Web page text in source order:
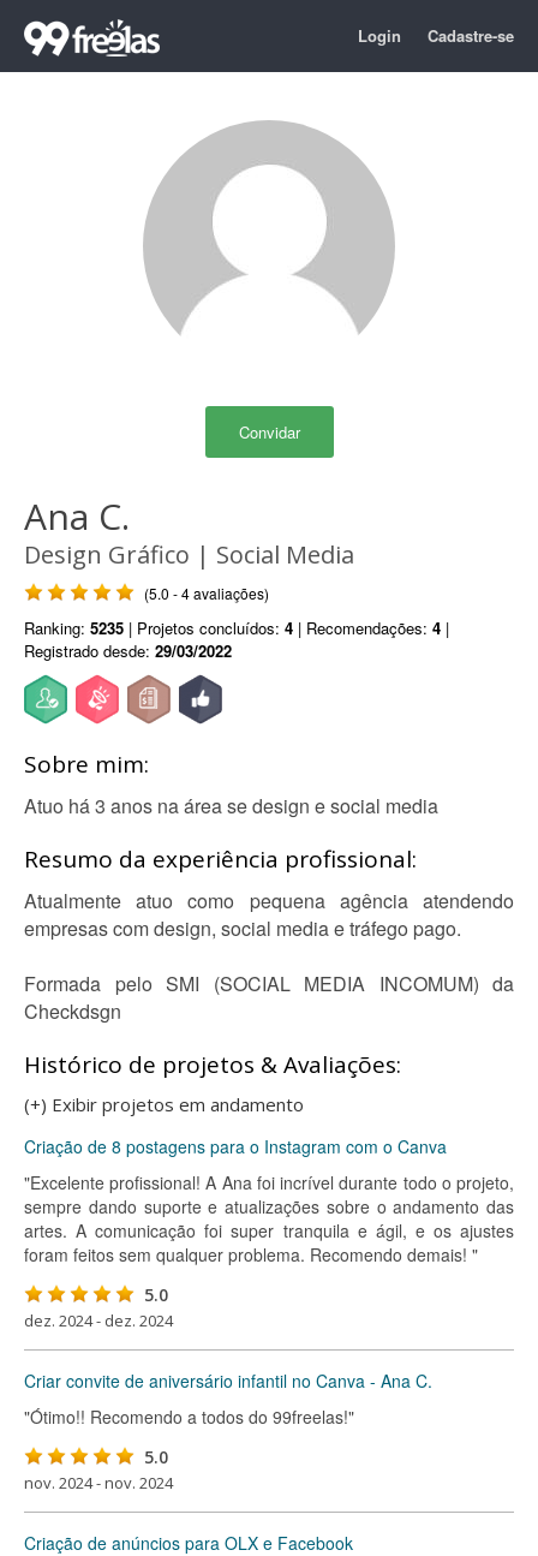
Login Cadastre-se
Convidar
Ana C.
Design Gráfico | Social Media
(5.0 - 4 avaliações)
Ranking: 5235 | Projetos concluídos: 4 | Recomendações: 4 |
Registrado desde: 29/03/2022
Sobre mim:
Atuo há 3 anos na área se design e social media
Resumo da experiência profissional:
Atualmente atuo como pequena agência atendendo
empresas com design, social media e tráfego pago.
Formada pelo SMI (SOCIAL MEDIA INCOMUM) da
Checkdsgn
Histórico de projetos & Avaliações:
(+) Exibir projetos em andamento
Criação de 8 postagens para o Instagram com o Canva
"Excelente profissional! A Ana foi incrível durante todo o projeto,
sempre dando suporte e atualizações sobre o andamento das
artes. A comunicação foi super tranquila e ágil, e os ajustes
foram feitos sem qualquer problema. Recomendo demais! "
5.0
dez. 2024 - dez. 2024
Criar convite de aniversário infantil no Canva - Ana C.
"Ótimo!! Recomendo a todos do 99freelas!"
5.0
nov. 2024 - nov. 2024
Criação de anúncios para OLX e Facebook